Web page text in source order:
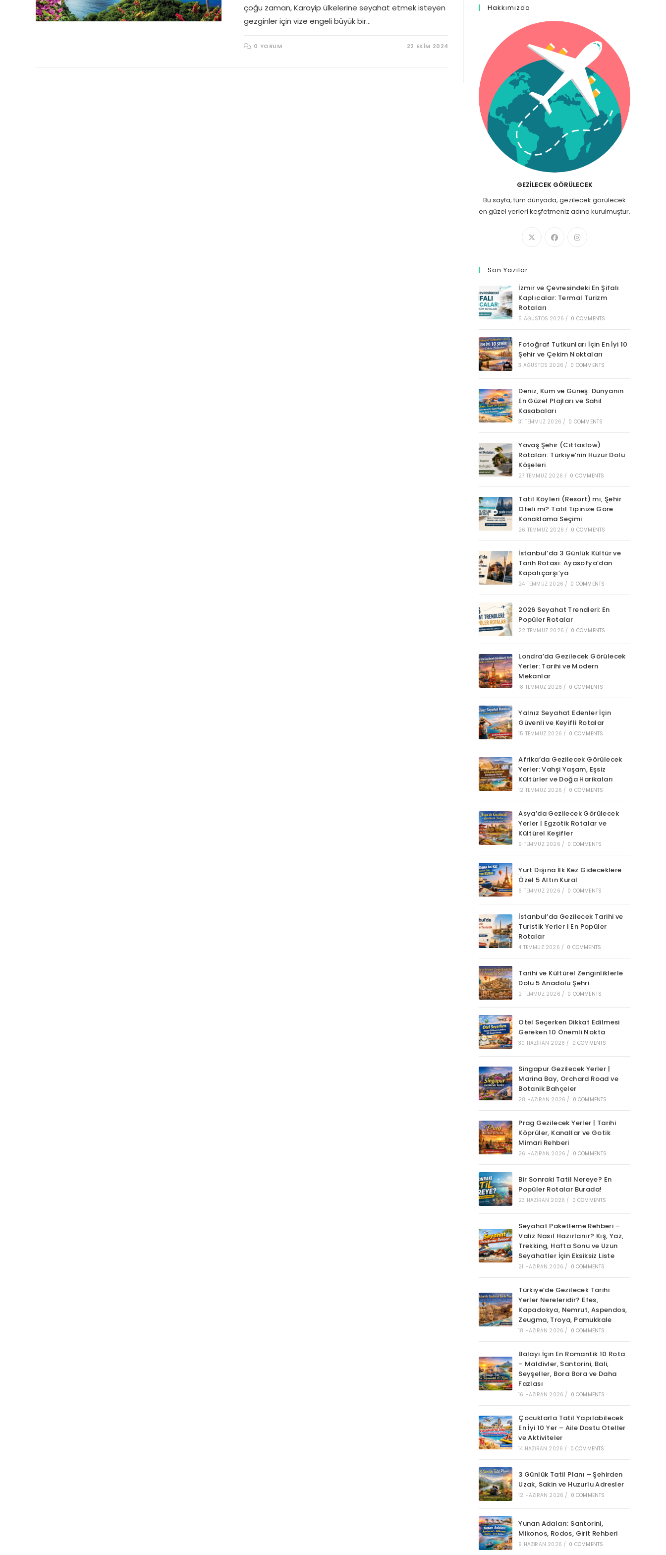
çoğu zaman, Karayip ülkelerine seyahat etmek isteyen
gezginler için vize engeli büyük bir…
0 YORUM 22 EKIM 2024
Hakkımızda
GEZILECEK GÖRÜLECEK
Bu sayfa; tüm dünyada, gezilecek görülecek
en güzel yerleri keşfetmeniz adına kurulmuştur.
Son Yazılar
İzmir ve Çevresindeki En Şifalı
Kaplıcalar: Termal Turizm
Rotaları
5 AĞUSTOS 2026 / 0 COMMENTS
Fotoğraf Tutkunları İçin En İyi 10
Şehir ve Çekim Noktaları
3 AĞUSTOS 2026 / 0 COMMENTS
Deniz, Kum ve Güneş: Dünyanın
En Güzel Plajları ve Sahil
Kasabaları
31 TEMMUZ 2026 / 0 COMMENTS
Yavaş Şehir (Cittaslow)
Rotaları: Türkiye’nin Huzur Dolu
Köşeleri
27 TEMMUZ 2026 / 0 COMMENTS
Tatil Köyleri (Resort) mı, Şehir
Oteli mi? Tatil Tipinize Göre
Konaklama Seçimi
26 TEMMUZ 2026 / 0 COMMENTS
İstanbul’da 3 Günlük Kültür ve
Tarih Rotası: Ayasofya’dan
Kapalıçarşı’ya
24 TEMMUZ 2026 / 0 COMMENTS
2026 Seyahat Trendleri: En
Popüler Rotalar
22 TEMMUZ 2026 / 0 COMMENTS
Londra’da Gezilecek Görülecek
Yerler: Tarihi ve Modern
Mekanlar
18 TEMMUZ 2026 / 0 COMMENTS
Yalnız Seyahat Edenler İçin
Güvenli ve Keyifli Rotalar
15 TEMMUZ 2026 / 0 COMMENTS
Afrika’da Gezilecek Görülecek
Yerler: Vahşi Yaşam, Eşsiz
Kültürler ve Doğa Harikaları
12 TEMMUZ 2026 / 0 COMMENTS
Asya’da Gezilecek Görülecek
Yerler | Egzotik Rotalar ve
Kültürel Keşifler
9 TEMMUZ 2026 / 0 COMMENTS
Yurt Dışına İlk Kez Gideceklere
Özel 5 Altın Kural
6 TEMMUZ 2026 / 0 COMMENTS
İstanbul’da Gezilecek Tarihi ve
Turistik Yerler | En Popüler
Rotalar
4 TEMMUZ 2026 / 0 COMMENTS
Tarihi ve Kültürel Zenginliklerle
Dolu 5 Anadolu Şehri
2 TEMMUZ 2026 / 0 COMMENTS
Otel Seçerken Dikkat Edilmesi
Gereken 10 Önemli Nokta
30 HAZIRAN 2026 / 0 COMMENTS
Singapur Gezilecek Yerler |
Marina Bay, Orchard Road ve
Botanik Bahçeler
28 HAZIRAN 2026 / 0 COMMENTS
Prag Gezilecek Yerler | Tarihi
Köprüler, Kanallar ve Gotik
Mimari Rehberi
26 HAZIRAN 2026 / 0 COMMENTS
Bir Sonraki Tatil Nereye? En
Popüler Rotalar Burada!
23 HAZIRAN 2026 / 0 COMMENTS
Seyahat Paketleme Rehberi –
Valiz Nasıl Hazırlanır? Kış, Yaz,
Trekking, Hafta Sonu ve Uzun
Seyahatler İçin Eksiksiz Liste
21 HAZIRAN 2026 / 0 COMMENTS
Türkiye’de Gezilecek Tarihi
Yerler Nereleridir? Efes,
Kapadokya, Nemrut, Aspendos,
Zeugma, Troya, Pamukkale
18 HAZIRAN 2026 / 0 COMMENTS
Balayı İçin En Romantik 10 Rota
– Maldivler, Santorini, Bali,
Seyşeller, Bora Bora ve Daha
Fazlası
16 HAZIRAN 2026 / 0 COMMENTS
Çocuklarla Tatil Yapılabilecek
En İyi 10 Yer – Aile Dostu Oteller
ve Aktiviteler
14 HAZIRAN 2026 / 0 COMMENTS
3 Günlük Tatil Planı – Şehirden
Uzak, Sakin ve Huzurlu Adresler
12 HAZIRAN 2026 / 0 COMMENTS
Yunan Adaları: Santorini,
Mikonos, Rodos, Girit Rehberi
9 HAZIRAN 2026 / 0 COMMENTS